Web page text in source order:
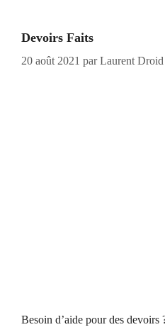
Devoirs Faits
20 août 2021 parLaurent Droid
Besoin d’aide pour des devoirs